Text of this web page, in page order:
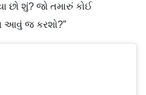
છો શું? જો તમારું કોઈ
આવું જ કરશો?”